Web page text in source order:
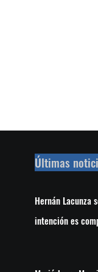
Últimas
Hernán Lacunza
intención es